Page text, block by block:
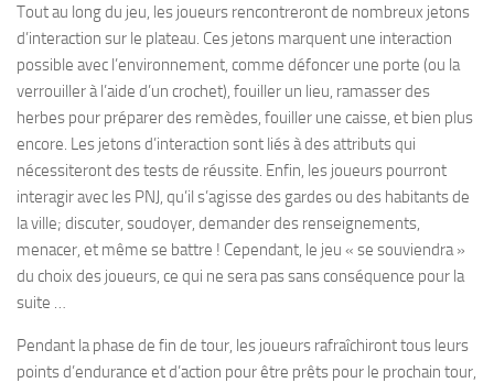
Tout au long du jeu, les joueurs rencontreront de nombreux jetons
d’interaction sur le plateau. Ces jetons marquent une interaction
possible avec l’environnement, comme défoncer une porte (ou la
verrouiller à l’aide d’un crochet), fouiller un lieu, ramasser des
herbes pour préparer des remèdes, fouiller une caisse, et bien plus
encore. Les jetons d’interaction sont liés à des attributs qui
nécessiteront des tests de réussite. Enfin, les joueurs pourront
interagir avec les PNJ, qu’il s’agisse des gardes ou des habitants de
la ville; discuter, soudoyer, demander des renseignements,
menacer, et même se battre ! Cependant, le jeu « se souviendra »
du choix des joueurs, ce qui ne sera pas sans conséquence pour la
suite …
Pendant la phase de fin de tour, les joueurs rafraîchiront tous leurs
points d’endurance et d’action pour être prêts pour le prochain tour,